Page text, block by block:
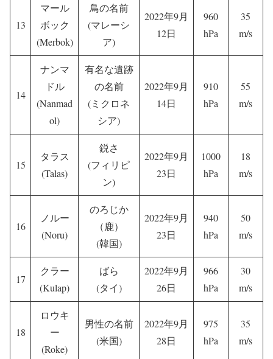
13
マール
ボック
(Merbok)
鳥の名前
(マレーシ
ア)
2022年9月
12日
960
hPa
35
m/s
14
ナンマ
ドル
(Nanmad
ol)
有名な遺跡
の名前
(ミクロネ
シア)
2022年9月
14日
910
hPa
55
m/s
15
タラス
(Talas)
鋭さ
(フィリピ
ン)
2022年9月
23日
1000
hPa
18
m/s
16
ノルー
(Noru)
のろじか
（鹿）
(韓国)
2022年9月
23日
940
hPa
50
m/s
17
クラー
(Kulap)
ばら
(タイ)
2022年9月
26日
966
hPa
30
m/s
18
ロウキ
ー
(Roke)
男性の名前
(米国)
2022年9月
28日
975
hPa
35
m/s